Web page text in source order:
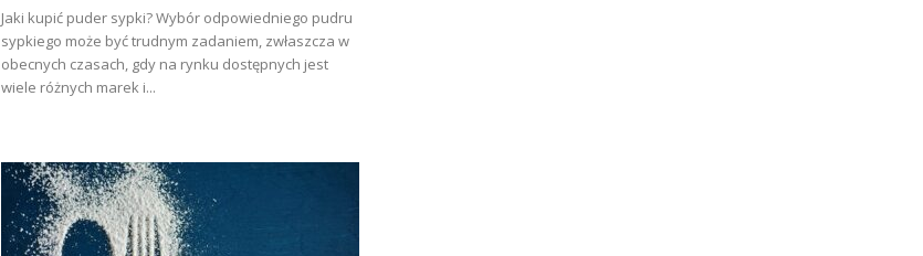
Jaki kupić puder sypki? Wybór odpowiedniego pudru
sypkiego może być trudnym zadaniem, zwłaszcza w
obecnych czasach, gdy na rynku dostępnych jest
wiele różnych marek i...